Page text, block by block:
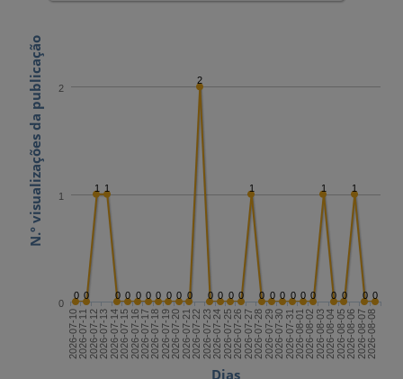
Dias
N.º visualizações da publicação
0 0
1 1
0 0 0 0 0 0 0 0
2
0 0 0 0
1
0 0 0 0 0 0
1
0 0
1
0 0
2026-07-102026-07-112026-07-122026-07-132026-07-142026-07-152026-07-162026-07-172026-07-182026-07-192026-07-202026-07-212026-07-222026-07-232026-07-242026-07-252026-07-262026-07-272026-07-282026-07-292026-07-302026-07-312026-08-012026-08-022026-08-032026-08-042026-08-052026-08-062026-08-072026-08-08
0
1
2